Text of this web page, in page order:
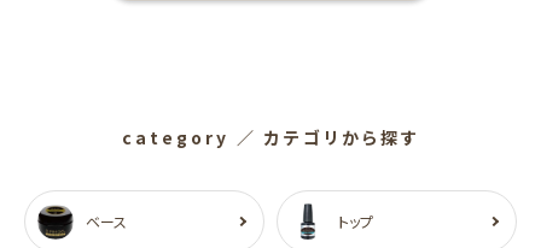
category ／ カテゴリから探す
ベース トップ